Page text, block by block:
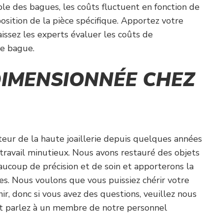
des bagues, les coûts fluctuent en fonction de
de la pièce spécifique. Apportez votre
les experts évaluer les coûts de
bague.
CHEZ
de la haute joaillerie depuis quelques années
minutieux. Nous avons restauré des objets
de précision et de soin et apporterons la
Nous voulons que vous puissiez chérir votre
donc si vous avez des questions, veuillez nous
parlez à un membre de notre personnel